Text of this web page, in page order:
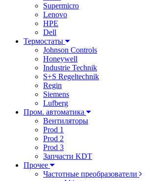
Supermicro
Lenovo
HPE
Dell
Термостаты
Johnson Controls
Honeywell
Industrie Technik
S+S Regeltechnik
Regin
Siemens
Lufberg
Пром. автоматика
Вентиляторы
Prod 1
Prod 2
Prod 3
Запчасти KDT
Прочее
Частотные преобразователи